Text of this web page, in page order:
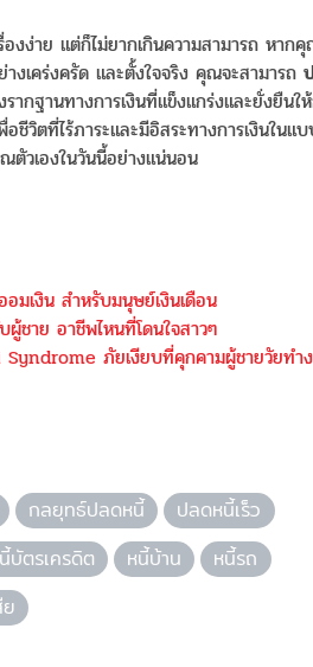
องง่าย แต่ก็ไม่ยากเกินความสามารถ หาก
เคร่งครัด และตั้งใจจริง คุณจะสามารถ
ากฐานทางการเงินที่แข็งแกร่งและยั่งยืนใ
ชีวิตที่ไร้ภาระและมีอิสระทางการเงินในแ
วเองในวันนี้อย่างแน่นอน
มเงิน สำหรับมนุษย์เงินเดือน
ชาย อาชีพไหนที่โดนใจสาวๆ
Syndrome ภัยเงียบที่คุกคามผู้ชายวัยทำ
กลยุทธ์ปลดหนี้
ปลดหนี้เร็ว
บัตรเครดิต หนี้บ้าน
หนี้รถ